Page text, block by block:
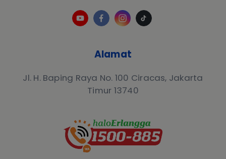
Alamat
Jl. H. Baping Raya No. 100 Ciracas, Jakarta
Timur 13740